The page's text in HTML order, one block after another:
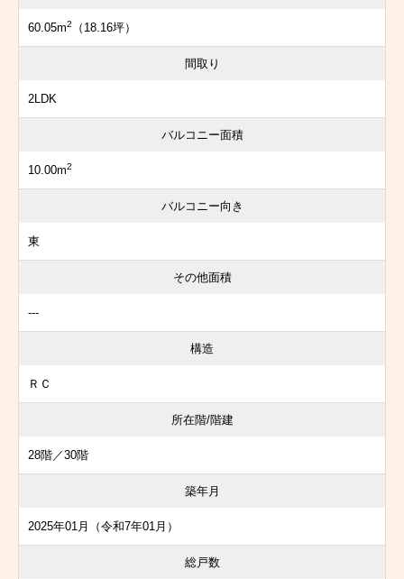
60.05m2 （18.16坪）
間取り
2LDK
バルコニー面積
10.00m2
バルコニー向き
東
その他面積
---
構造
ＲＣ
所在階/階建
28階／30階
築年月
2025年01月（令和7年01月）
総戸数